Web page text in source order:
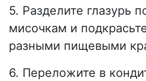
5. Разделите глазурь
мисочкам и
разными пищевыми
6. Переложите в